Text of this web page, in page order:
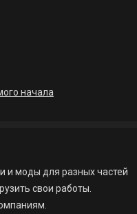
начала
и моды для разных частей
свои работы.